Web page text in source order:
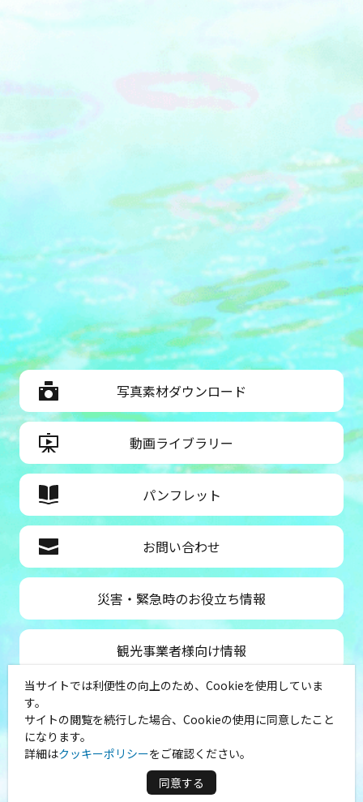
写真素材ダウンロード
動画ライブラリー
パンフレット
お問い合わせ
災害・緊急時のお役立ち情報
観光事業者様向け情報
公益社団法人神奈川県観光協会
〒231-8521
神奈川県横浜市中区山下町１
（シルクセンター内）
当サイトでは利便性の向上のため、Cookieを使用していま
す。
サイトの閲覧を続行した場合、Cookieの使用に同意したこと
になります。
詳細はクッキーポリシーをご確認ください。
同意する